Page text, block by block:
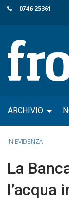
Skip
content
0746 25361
ARCHIVIO
IN EVIDENZA
La
l’acqua